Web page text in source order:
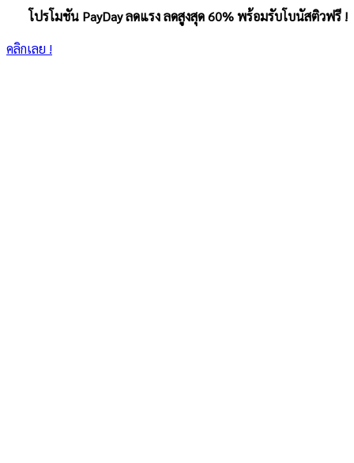
โปรโมชัน PayDay ลดแรง ลดสูงสุด 60% พร้อมรับโบนัสติวฟรี !
คลิกเลย !